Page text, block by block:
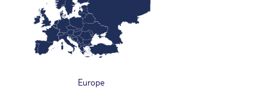
Europe